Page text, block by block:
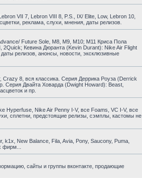
VII 7, Lebron VIII 8, P.S., IX/ Elite, Low, Lebron 10,
реклама, слухи, мнения, даты релизов.
Future Sole, M8, M9, M10; M11 Криса Пола
2Quick; Кевина Дюранта (Kevin Durant): Nike Air Flight
релизов, анонсы, новости, эксклюзивные
8, вся классика. Серия Деррика Роуза (Derrick
Серия Двайта Ховарда (Dwight Howard): Beast,
и пр.
Hyperfuse, Nike Air Penny I-V, все Foams, VC I-V, все
сплетни, предстоящие релизы, сэмплы, кастомы не
k1x, New Balance, Fila, Avia, Pony, Saucony, Puma,
фирм...
сайты и группы вконтакте, продающие